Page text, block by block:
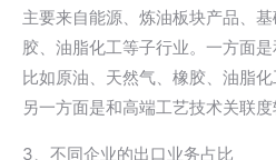
主要来自能源、炼油板块产品、
胶、油脂化工等子行业。一方面
比如原油、天然气、橡胶、油脂
另一方面是和高端工艺技术关联度
3、不同企业的出口业务占比